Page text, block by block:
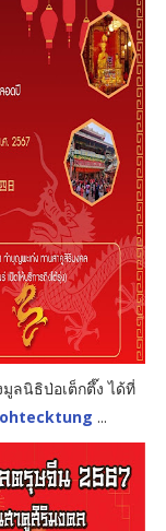
ลนิธิป่อเต็กตึ๊ง ได้ที่
...